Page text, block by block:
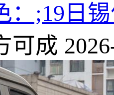
：;19日
可成